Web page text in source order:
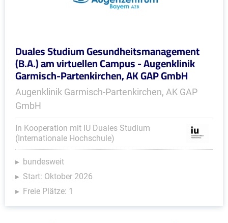
Duales Studium Gesundheitsmanagement
(B.A.) am virtuellen Campus - Augenklinik
Garmisch-Partenkirchen, AK GAP GmbH
Augenklinik Garmisch-Partenkirchen, AK GAP
GmbH
In Kooperation mit IU Duales Studium
(Internationale Hochschule)
bundesweit
Start: Oktober 2026
Freie Plätze: 1